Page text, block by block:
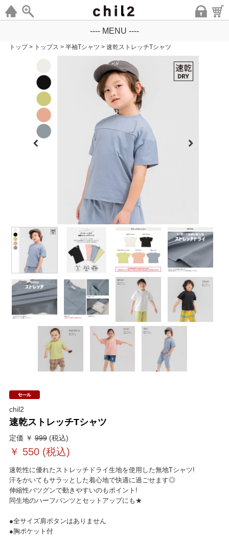
---- MENU ----
トップ > トップス > 半袖Tシャツ > 速乾ストレッチTシャツ
chil2
速乾ストレッチTシャツ
定価 ￥ 999(税込)
￥ 550(税込)
速乾性に優れたストレッチドライ生地を使用した無地Tシャツ!
汗をかいてもサラッとした着心地で快適に過ごせます◎
伸縮性バツグンで動きやすいのもポイント!
同生地のハーフパンツとセットアップにも★
●全サイズ肩ボタンはありません
●胸ポケット付